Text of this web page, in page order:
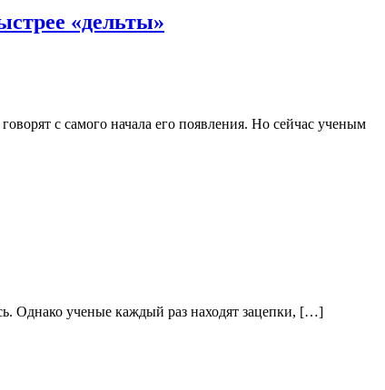
«дельты»
с самого начала его появления. Но сейчас ученым
Однако ученые каждый раз находят зацепки, […]